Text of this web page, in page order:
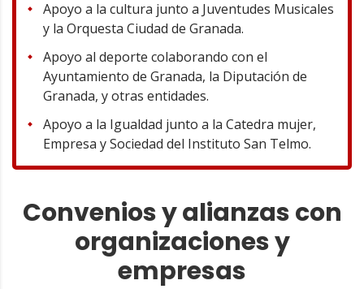
Apoyo a la cultura junto a Juventudes Musicales
y la Orquesta Ciudad de Granada.
Apoyo al deporte colaborando con el
Ayuntamiento de Granada, la Diputación de
Granada, y otras entidades.
Apoyo a la Igualdad junto a la Catedra mujer,
Empresa y Sociedad del Instituto San Telmo.
Convenios y alianzas con
organizaciones y
empresas